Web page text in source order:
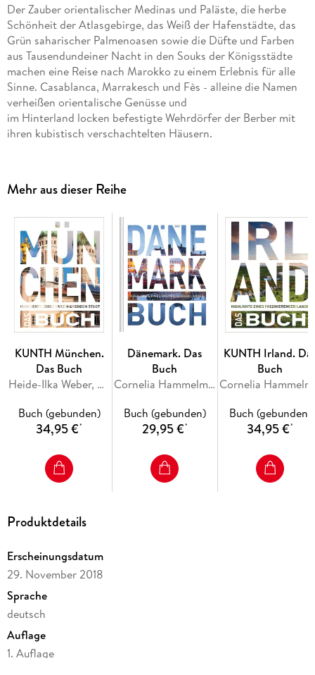
Der Zauber orientalischer Medinas und Paläste, die herbe
Schönheit der Atlasgebirge, das Weiß der Hafenstädte, das
Grün saharischer Palmenoasen sowie die Düfte und Farben
aus Tausendundeiner Nacht in den Souks der Königsstädte
machen eine Reise nach Marokko zu einem Erlebnis für alle
Sinne. Casablanca, Marrakesch und Fès - alleine die Namen
verheißen orientalische Genüsse und
im Hinterland locken befestigte Wehrdörfer der Berber mit
ihren kubistisch verschachtelten Häusern.
+ Fantastische Fotoaufnahmen
+ Spektakuläre Ansichten durch ausklappbare
Panoramaseiten
Mehr aus dieser Reihe
KUNTH München.
Das Buch
Heide-Ilka Weber, Stefanie Schuhmacher
Buch (gebunden)
34,95 €*
Dänemark. Das
Buch
Cornelia Hammelmann
Buch (gebunden)
29,95 €*
KUNTH Irland.
Buch
Buch (gebunden)
34,95 €*
Produktdetails
Erscheinungsdatum
29. November 2018
Sprache
deutsch
Auflage
1. Auflage